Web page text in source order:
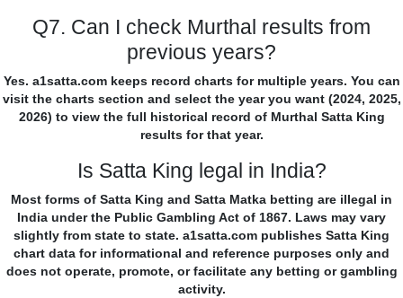
Q7. Can I check Murthal results from
previous years?
Yes. a1satta.com keeps record charts for multiple years. You can
visit the charts section and select the year you want (2024, 2025,
2026) to view the full historical record of Murthal Satta King
results for that year.
Is Satta King legal in India?
Most forms of Satta King and Satta Matka betting are illegal in
India under the Public Gambling Act of 1867. Laws may vary
slightly from state to state. a1satta.com publishes Satta King
chart data for informational and reference purposes only and
does not operate, promote, or facilitate any betting or gambling
activity.